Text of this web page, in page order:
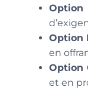
Option
Option
en
Option
et en